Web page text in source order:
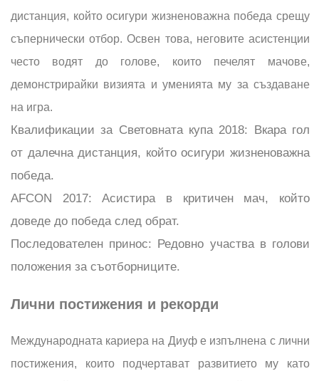
дистанция, който осигури жизненоважна победа срещу
съпернически отбор. Освен това, неговите асистенции
често водят до голове, които печелят мачове,
демонстрирайки визията и уменията му за създаване
на игра.
Квалификации за Световната купа 2018: Вкара гол
от далечна дистанция, който осигури жизненоважна
победа.
AFCON 2017: Асистира в критичен мач, който
доведе до победа след обрат.
Последователен принос: Редовно участва в голови
положения за съотборниците.
Лични постижения и рекорди
Международната кариера на Диуф е изпълнена с лични
постижения, които подчертават развитието му като